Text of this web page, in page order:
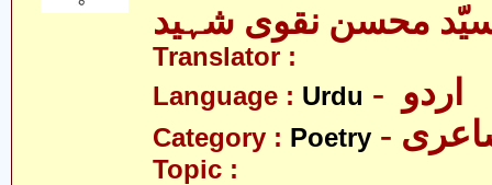
محسن نقوی شہید
Translator :
Language : Urdu
Category : Poetry
Topic :